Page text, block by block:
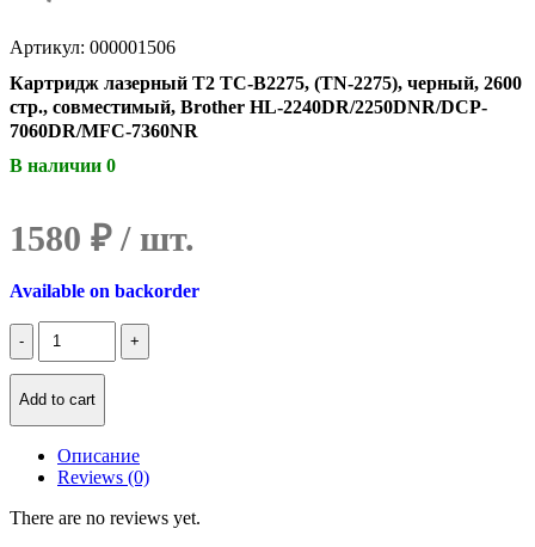
Артикул: 000001506
Картридж лазерный T2 TC-B2275, (TN-2275), черный, 2600
стр., совместимый, Brother HL-2240DR/2250DNR/DCP-
7060DR/MFC-7360NR
В наличии 0
1580 ₽
Available on backorder
Количество
Картридж
лазерный
T2
(TN-
2275),
2600
Add to cart
Описание
Reviews (0)
There are no reviews yet.